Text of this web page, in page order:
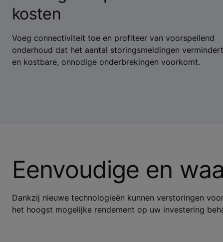
kosten
Voeg connectiviteit toe en profiteer van voorspellend
onderhoud dat het aantal storingsmeldingen vermindert
en kostbare, onnodige onderbrekingen voorkomt.
Eenvoudige en
Dankzij nieuwe technologieën kunnen verstoringen
het hoogst mogelijke rendement op uw investering